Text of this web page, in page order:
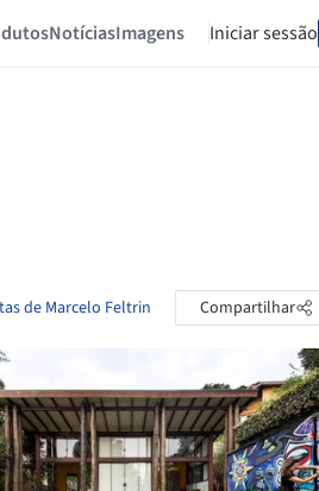
NotíciasImagens Iniciar sessão
de Marcelo Feltrin Compartilhar